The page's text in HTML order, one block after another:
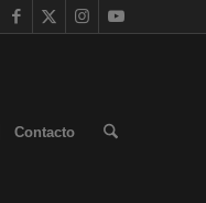
Contacto